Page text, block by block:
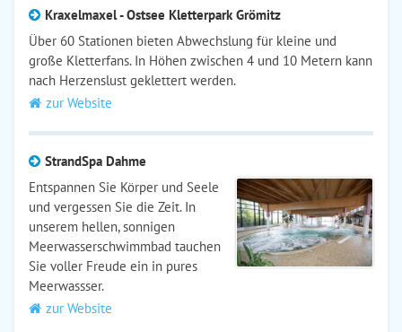
Kraxelmaxel - Ostsee Kletterpark Grömitz
Über 60 Stationen bieten Abwechslung für kleine und
große Kletterfans. In Höhen zwischen 4 und 10 Metern kann
nach Herzenslust geklettert werden.
zur Website
StrandSpa Dahme
Entspannen Sie Körper und Seele
und vergessen Sie die Zeit. In
unserem hellen, sonnigen
Meerwasserschwimmbad tauchen
Sie voller Freude ein in pures
Meerwassser.
zur Website